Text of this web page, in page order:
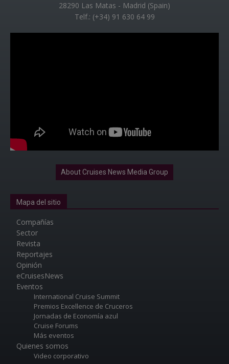
28290 Las Matas - Madrid (Spain)
Telf.: (+34) 91 630 64 99
About Cruises News Media Group
Mapa del sitio
Compañías
Sector
Revista
Reportajes
Opinión
eCruisesNews
Eventos
International Cruise Summit
Premios Excellence de Cruceros
Jornadas de Economía azul
Cruise Forums
Más eventos
Quienes somos
Video corporativo